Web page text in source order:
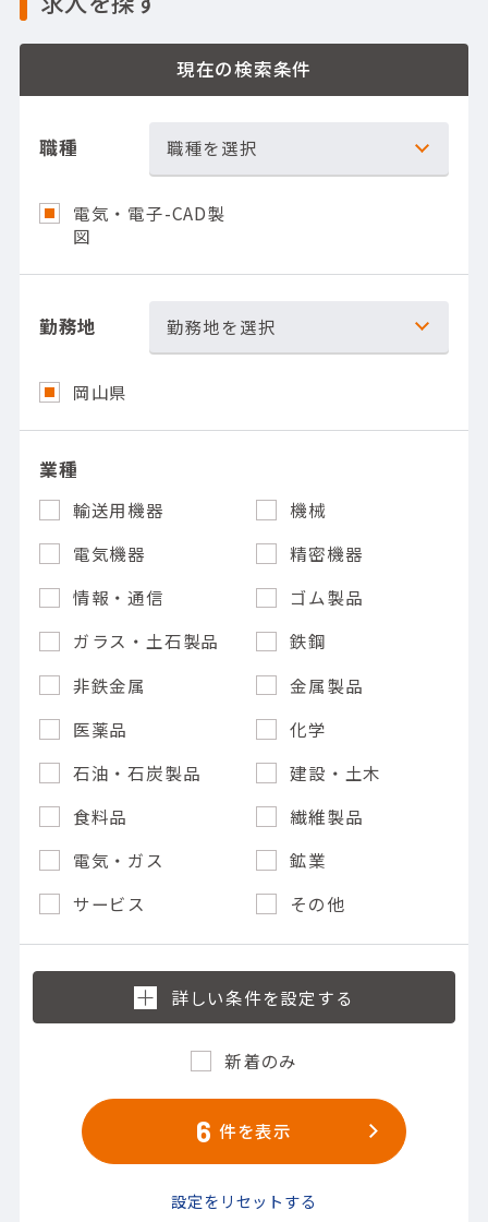
現在の検索条件
職種 職種を選択
電気・電子-CAD製
図
勤務地 勤務地を選択
岡山県
業種
輸送用機器
機械
電気機器
精密機器
情報・通信
ゴム製品
ガラス・土石製品
鉄鋼
非鉄金属
金属製品
医薬品
化学
石油・石炭製品
建設・土木
食料品
繊維製品
電気・ガス
鉱業
サービス
その他
新着のみ
6 件を表示
設定をリセットする